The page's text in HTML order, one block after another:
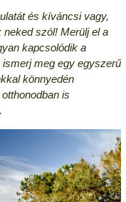
és kíváncsi vagy,
szól! Merülj el a
kapcsolódik a
meg egy egyszerű
könnyedén
is